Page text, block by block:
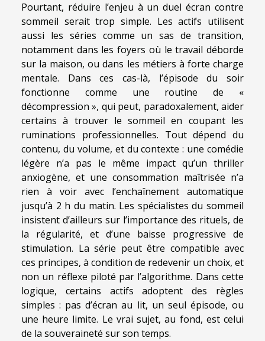
Pourtant, réduire l’enjeu à un duel écran contre
sommeil serait trop simple. Les actifs utilisent
aussi les séries comme un sas de transition,
notamment dans les foyers où le travail déborde
sur la maison, ou dans les métiers à forte charge
mentale. Dans ces cas-là, l’épisode du soir
fonctionne comme une routine de «
décompression », qui peut, paradoxalement, aider
certains à trouver le sommeil en coupant les
ruminations professionnelles. Tout dépend du
contenu, du volume, et du contexte : une comédie
légère n’a pas le même impact qu’un thriller
anxiogène, et une consommation maîtrisée n’a
rien à voir avec l’enchaînement automatique
jusqu’à 2 h du matin. Les spécialistes du sommeil
insistent d’ailleurs sur l’importance des rituels, de
la régularité, et d’une baisse progressive de
stimulation. La série peut être compatible avec
ces principes, à condition de redevenir un choix, et
non un réflexe piloté par l’algorithme. Dans cette
logique, certains actifs adoptent des règles
simples : pas d’écran au lit, un seul épisode, ou
une heure limite. Le vrai sujet, au fond, est celui
de la souveraineté sur son temps.